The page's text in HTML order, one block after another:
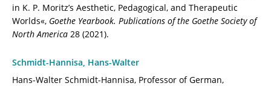
in K. P. Moritz’s Aesthetic, Pedagogical, and Therapeutic
Worlds«, Goethe Yearbook. Publications of the Goethe Society of
North America 28 (2021).
Schmidt-Hannisa, Hans-Walter
Hans-Walter Schmidt-Hannisa, Professor of German,